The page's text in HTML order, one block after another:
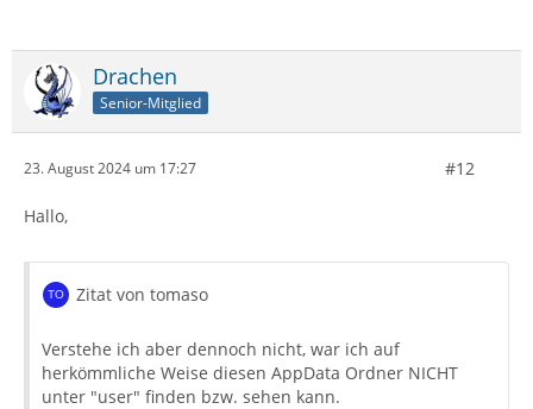
Drachen
Senior-Mitglied
23. August 2024 um 17:27 #12
Hallo,
Zitat von tomaso
Verstehe ich aber dennoch nicht, war ich auf
herkömmliche Weise diesen AppData Ordner NICHT
unter "user" finden bzw. sehen kann.